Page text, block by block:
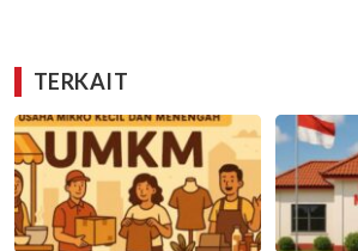
TERKAIT